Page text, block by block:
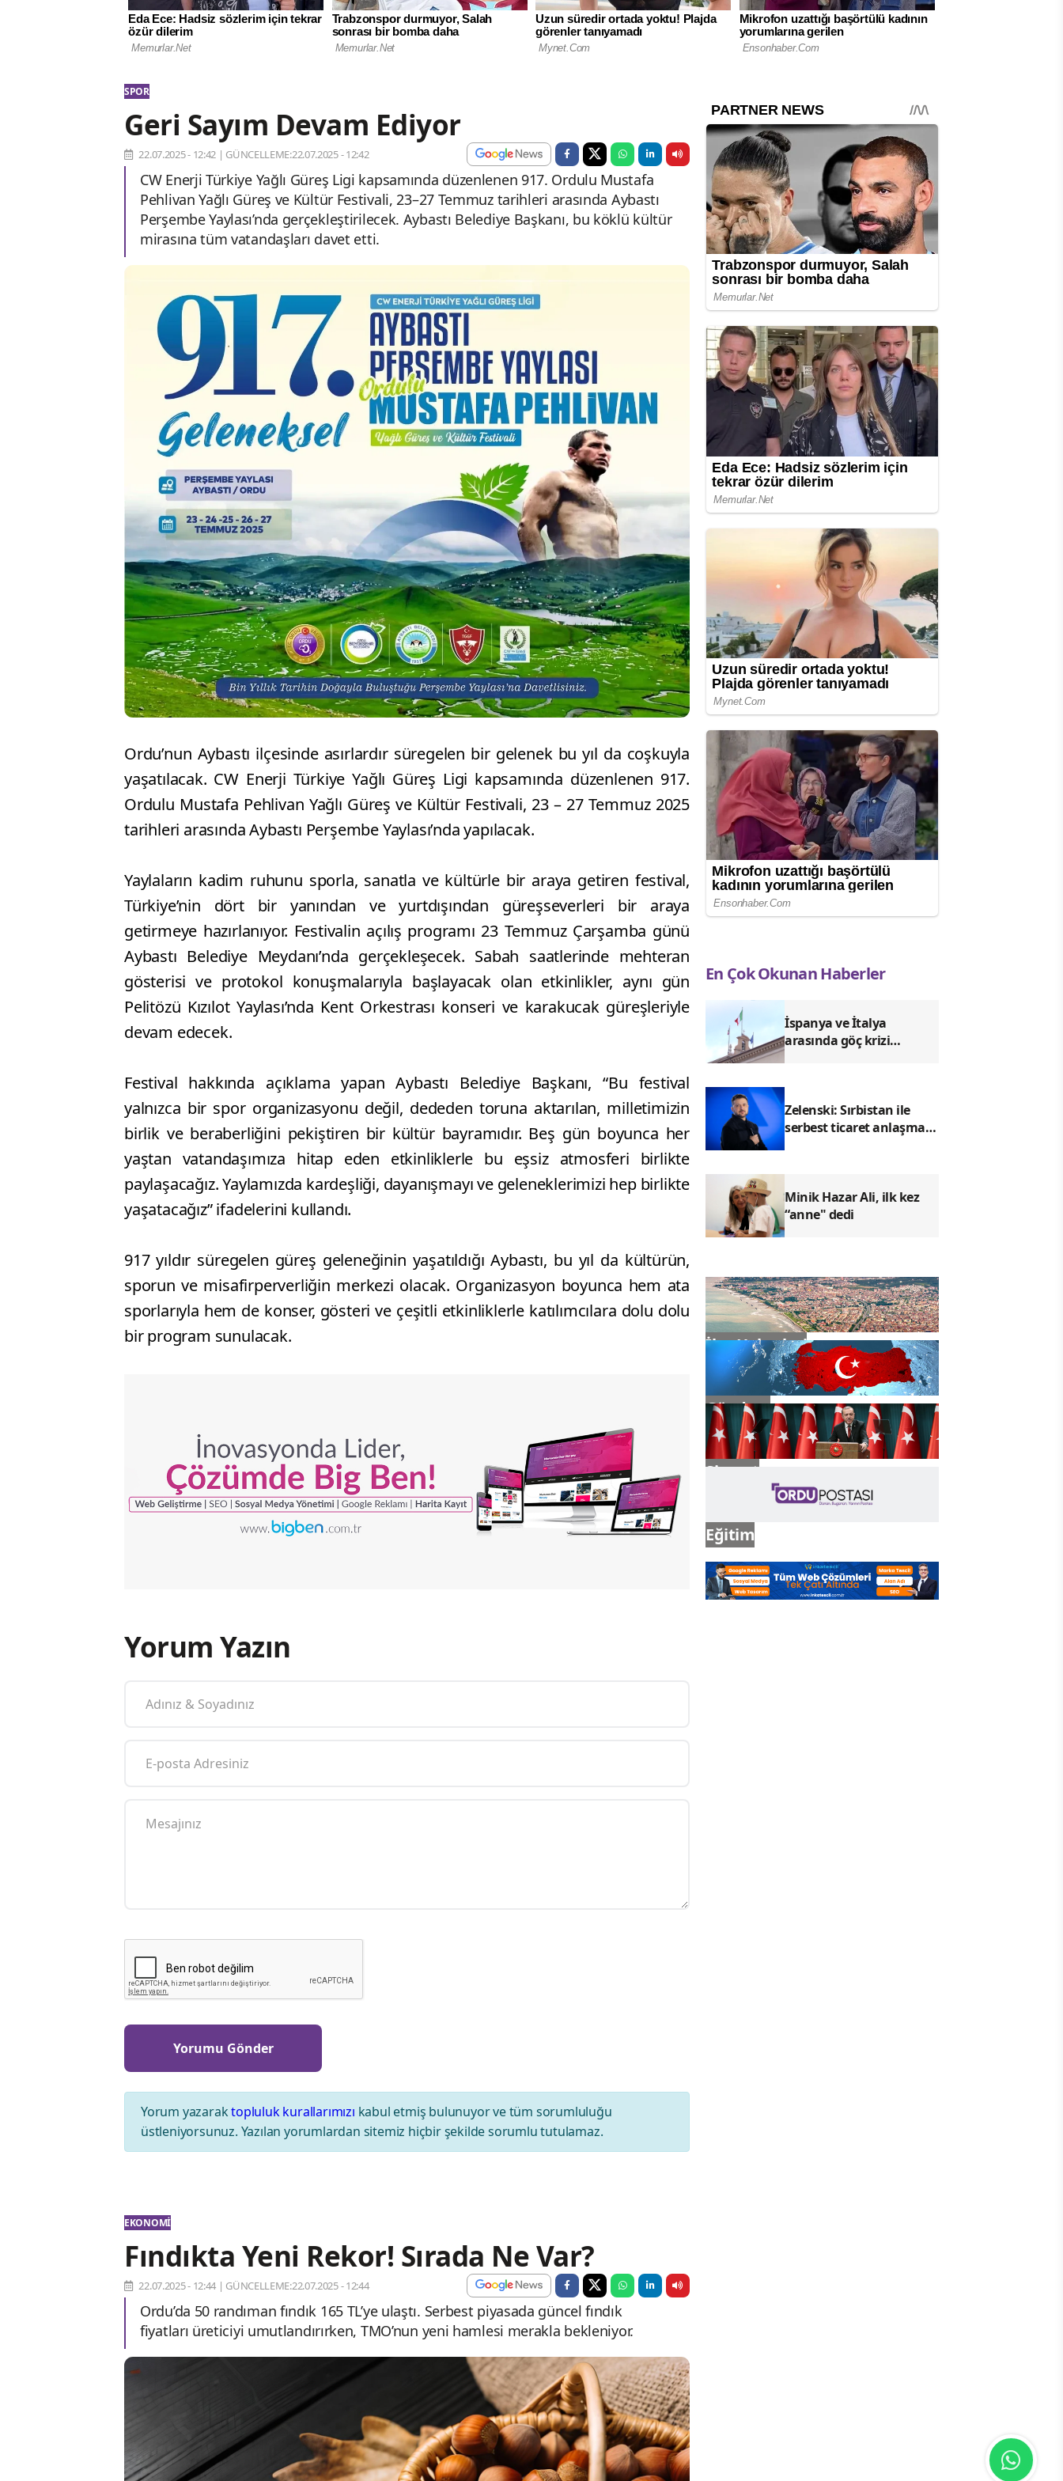
SPOR
Geri Sayım Devam Ediyor
22.07.2025 - 12:42 | GÜNCELLEME:22.07.2025 - 12:42
CW Enerji Türkiye Yağlı Güreş Ligi kapsamında düzenlenen 917. Ordulu Mustafa
Pehlivan Yağlı Güreş ve Kültür Festivali, 23–27 Temmuz tarihleri arasında Aybastı
Perşembe Yaylası’nda gerçekleştirilecek. Aybastı Belediye Başkanı, bu köklü kültür
mirasına tüm vatandaşları davet etti.
Ordu’nun Aybastı ilçesinde asırlardır süregelen bir gelenek bu yıl da coşkuyla
yaşatılacak. CW Enerji Türkiye Yağlı Güreş Ligi kapsamında düzenlenen 917.
Ordulu Mustafa Pehlivan Yağlı Güreş ve Kültür Festivali, 23 – 27 Temmuz 2025
tarihleri arasında Aybastı Perşembe Yaylası’nda yapılacak.
Yaylaların kadim ruhunu sporla, sanatla ve kültürle bir araya getiren festival,
Türkiye’nin dört bir yanından ve yurtdışından güreşseverleri bir araya
getirmeye hazırlanıyor. Festivalin açılış programı 23 Temmuz Çarşamba günü
Aybastı Belediye Meydanı’nda gerçekleşecek. Sabah saatlerinde mehteran
gösterisi ve protokol konuşmalarıyla başlayacak olan etkinlikler, aynı gün
Pelitözü Kızılot Yaylası’nda Kent Orkestrası konseri ve karakucak güreşleriyle
devam edecek.
Festival hakkında açıklama yapan Aybastı Belediye Başkanı, “Bu festival
yalnızca bir spor organizasyonu değil, dededen toruna aktarılan, milletimizin
birlik ve beraberliğini pekiştiren bir kültür bayramıdır. Beş gün boyunca her
yaştan vatandaşımıza hitap eden etkinliklerle bu eşsiz atmosferi birlikte
paylaşacağız. Yaylamızda kardeşliği, dayanışmayı ve geleneklerimizi hep birlikte
yaşatacağız” ifadelerini kullandı.
917 yıldır süregelen güreş geleneğinin yaşatıldığı Aybastı, bu yıl da kültürün,
sporun ve misafirperverliğin merkezi olacak. Organizasyon boyunca hem ata
sporlarıyla hem de konser, gösteri ve çeşitli etkinliklerle katılımcılara dolu dolu
bir program sunulacak.
Yorum Yazın
Yorum yazaraktopluluk kurallarımızı kabul etmiş bulunuyor ve tüm sorumluluğu
üstleniyorsunuz. Yazılan yorumlardan sitemiz hiçbir şekilde sorumlu tutulamaz.
EKONOMI
Fındıkta Yeni Rekor! Sırada Ne Var?
22.07.2025 - 12:44 | GÜNCELLEME:22.07.2025 - 12:44
Ordu’da 50 randıman fındık 165 TL’ye ulaştı. Serbest piyasada güncel fındık
fiyatları üreticiyi umutlandırırken, TMO’nun yeni hamlesi merakla bekleniyor.
En Çok Okunan Haberler
İspanya ve İtalya
arasında göç krizi
Zelenski: Sırbistan ile
serbest ticaret anlaşması
Minik Hazar Ali, ilk kez
“anne" dedi
İlçe Haberleri
Gündem
Siyaset
Eğitim